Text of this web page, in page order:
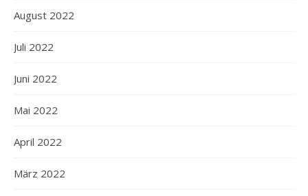
August 2022
Juli 2022
Juni 2022
Mai 2022
April 2022
März 2022